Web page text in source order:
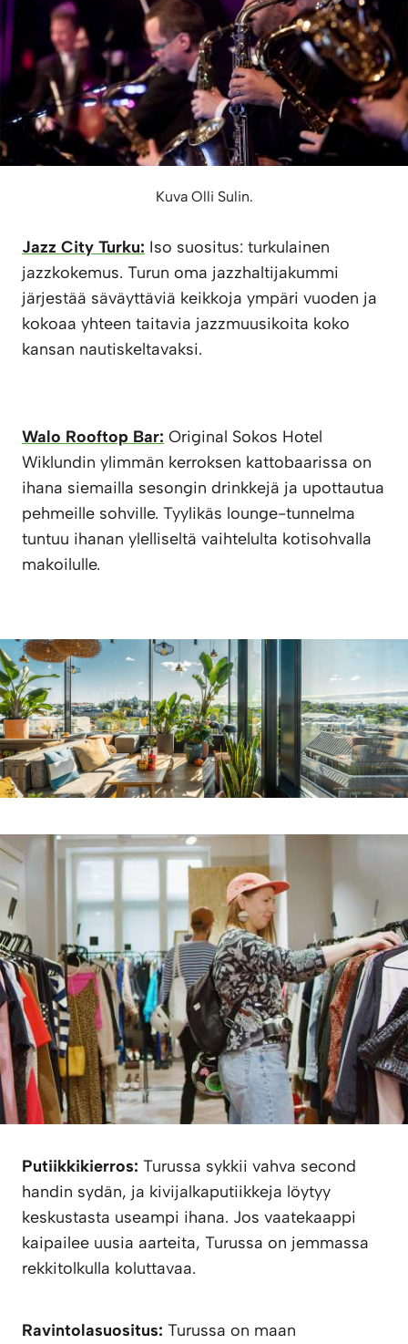
Kuva Olli Sulin.
Jazz City Turku: Iso suositus: turkulainen
jazzkokemus. Turun oma jazzhaltijakummi
järjestää säväyttäviä keikkoja ympäri vuoden ja
kokoaa yhteen taitavia jazzmuusikoita koko
kansan nautiskeltavaksi.
Walo Rooftop Bar: Original Sokos Hotel
Wiklundin ylimmän kerroksen kattobaarissa on
ihana siemailla sesongin drinkkejä ja upottautua
pehmeille sohville. Tyylikäs lounge-tunnelma
tuntuu ihanan ylelliseltä vaihtelulta kotisohvalla
makoilulle.
Putiikkikierros: Turussa sykkii vahva second
handin sydän, ja kivijalkaputiikkeja löytyy
keskustasta useampi ihana. Jos vaatekaappi
kaipailee uusia aarteita, Turussa on jemmassa
rekkitolkulla koluttavaa.
Ravintolasuositus: Turussa on maan